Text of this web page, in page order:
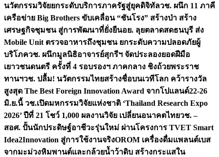
นวัตกรรมวิจัยยกระดับบริการภาครัฐสู่ยุคดิจิทัลวช. ผนึก 11 ภาคี
เครือข่าย Big Brothers ขับเคลื่อน “ชันโรง” สร้างป่า สร้าง
เศรษฐกิจชุมชน สู่การพัฒนาที่ยั่งยืนอย. ลุยตลาดสดธนบุรี ส่ง
Mobile Unit ตรวจอาหารถึงชุมชน ยกระดับความปลอดภัยผู้
บริโภควช. ผนึกมูลนิธิอาจารย์สุกรีฯ จัดประลองยอดฝีมือ
เยาวชนดนตรี ครั้งที่ 4 รอบรองฯ ภาคกลาง ชิงถ้วยพระราช
ทานฯวช. ปลื้ม! นวัตกรรมไทยสร้างชื่อบนเวทีโลก คว้ารางวัล
สูงสุด The Best Foreign Innovation Award จากโปแลนด์22-26
มิ.ย.นี้ วช.เปิดมหกรรมวิจัยแห่งชาติ ‘Thailand Research Expo
2026’ ปีที่ 21 โชว์ 1,000 ผลงานวิจัย เปลี่ยนอนาคตไทยวช. –
สอศ. ปั้นนักประดิษฐ์อาชีวะรุ่นใหม่ ผ่านโครงการ TVET Smart
Idea2Innovation สู่การใช้งานจริงOROM เครื่องดื่มแพลนต์เบส
จากมะม่วงหิมพานต์และกล้วยน้ำว้าดิบ สร้างกระแสใน